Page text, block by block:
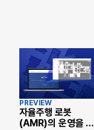
자율주행 로봇
(AMR)의 운영을 위
PREVIEW